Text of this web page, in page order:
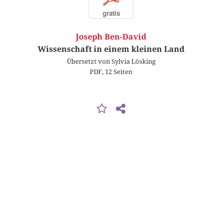
gratis
Joseph Ben-David
Wissenschaft in einem kleinen Land
Übersetzt von Sylvia Lösking
PDF, 12 Seiten